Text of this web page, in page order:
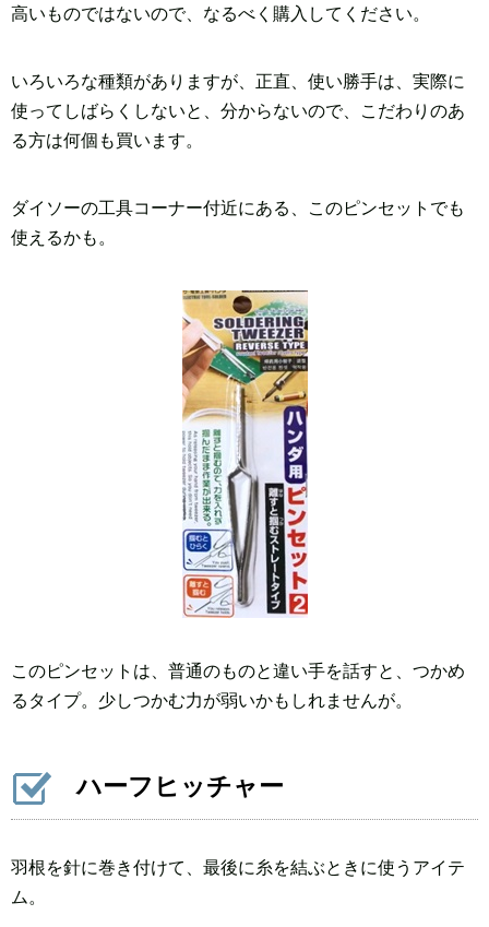
高いものではないので、なるべく購入してください。
いろいろな種類がありますが、正直、使い勝手は、実際に
使ってしばらくしないと、分からないので、こだわりのあ
る方は何個も買います。
ダイソーの工具コーナー付近にある、このピンセットでも
使えるかも。
このピンセットは、普通のものと違い手を話すと、つかめ
るタイプ。少しつかむ力が弱いかもしれませんが。
ハーフヒッチャー
羽根を針に巻き付けて、最後に糸を結ぶときに使うアイテ
ム。